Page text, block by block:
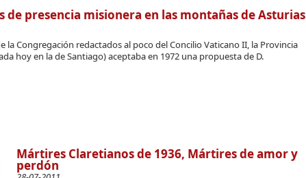
de presencia misionera en las montañas de Asturias
la Congregación redactados al poco del Concilio Vaticano II, la Provincia
hoy en la de Santiago) aceptaba en 1972 una propuesta de D.
Mártires Claretianos de 1936, Mártires de amor y
perdón